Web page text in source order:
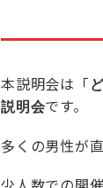
本説明会は「
説明会です。
多くの男性が